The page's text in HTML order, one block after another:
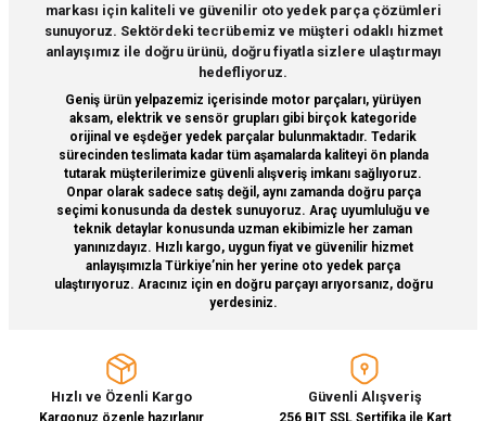
Ürün açıklamasında eksik bilgiler bulunuyor.
Ürün bilgilerinde hatalar bulunuyor.
Ürün fiyatı diğer sitelerden daha pahalı.
Bu ürüne benzer farklı alternatifler olmalı.
Gönder
Deneyimini Paylaş
markası için kaliteli ve güvenilir oto yedek parça çözümleri
sunuyoruz. Sektördeki tecrübemiz ve müşteri odaklı hizmet
anlayışımız ile doğru ürünü, doğru fiyatla sizlere ulaştırmayı
hedefliyoruz.
Geniş ürün yelpazemiz içerisinde motor parçaları, yürüyen
aksam, elektrik ve sensör grupları gibi birçok kategoride
orijinal ve eşdeğer yedek parçalar bulunmaktadır. Tedarik
sürecinden teslimata kadar tüm aşamalarda kaliteyi ön planda
tutarak müşterilerimize güvenli alışveriş imkanı sağlıyoruz.
Onpar olarak sadece satış değil, aynı zamanda doğru parça
seçimi konusunda da destek sunuyoruz. Araç uyumluluğu ve
teknik detaylar konusunda uzman ekibimizle her zaman
yanınızdayız. Hızlı kargo, uygun fiyat ve güvenilir hizmet
anlayışımızla Türkiye’nin her yerine oto yedek parça
ulaştırıyoruz. Aracınız için en doğru parçayı arıyorsanız, doğru
yerdesiniz.
Hızlı ve Özenli Kargo
Kargonuz özenle hazırlanır
Güvenli Alışveriş
256 BIT SSL Sertifika ile Kart